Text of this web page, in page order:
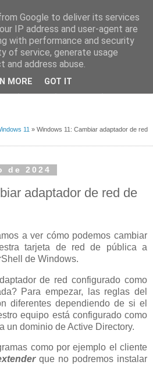
Links de
Contacto
11 » Windows 11: Cambiar adaptador de red
de 2024
adaptador de red de
a ver cómo podemos cambiar
tarjeta de red de pública a
de Windows.
de red configurado como
Para empezar, las reglas del
diferentes dependiendo de si el
equipo está configurado como
un dominio de Active Directory.
como por ejemplo el cliente
que no podremos instalar
Google to deliver its services
IP address and user-agent are
with performance and security
of service, generate usage
address abuse.
MORE GOT IT